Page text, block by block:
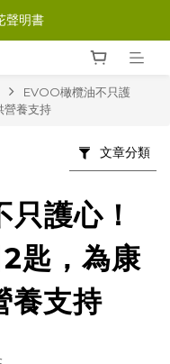
聲明書
EVOO橄欖油不只護
營養支持
文章分類
護心！
匙，為康
養支持